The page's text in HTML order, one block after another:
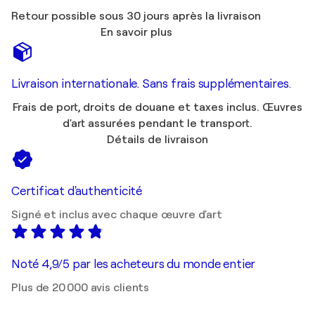
Retour possible sous 30 jours après la livraison
En savoir plus
Livraison internationale. Sans frais supplémentaires.
Frais de port, droits de douane et taxes inclus. Œuvres
d'art assurées pendant le transport.
Détails de livraison
Certificat d'authenticité
Signé et inclus avec chaque œuvre d'art
Noté 4,9/5 par les acheteurs du monde entier
Plus de 20 000 avis clients